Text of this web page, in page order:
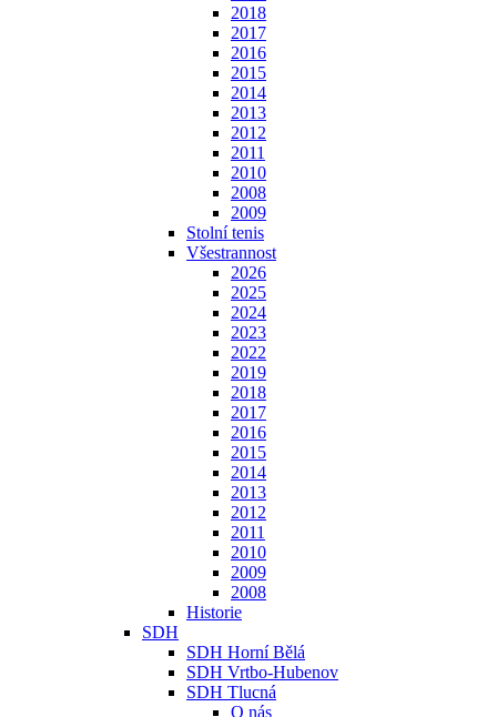
2018
2017
2016
2015
2014
2013
2012
2011
2010
2008
2009
Stolní tenis
Všestrannost
2026
2025
2024
2023
2022
2019
2018
2017
2016
2015
2014
2013
2012
2011
2010
2009
2008
Historie
SDH
SDH Horní Bělá
SDH Vrtbo-Hubenov
SDH Tlucná
O nás